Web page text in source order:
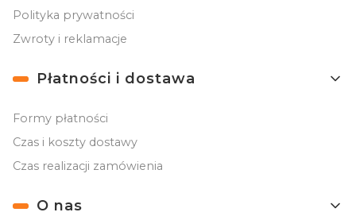
Polityka prywatności
Zwroty i reklamacje
Płatności i dostawa
Formy płatności
Czas i koszty dostawy
Czas realizacji zamówienia
O nas